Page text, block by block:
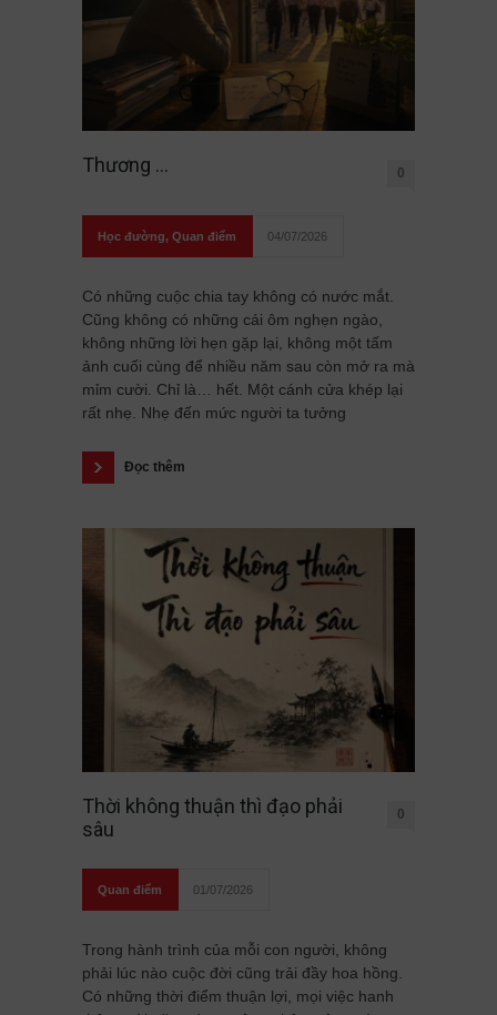
Thương … 0
Học đường, Quan điểm 04/07/2026
Có những cuộc chia tay không có nước mắt.
Cũng không có những cái ôm nghẹn ngào,
không những lời hẹn gặp lại, không một tấm
ảnh cuối cùng để nhiều năm sau còn mở ra mà
mỉm cười. Chỉ là… hết. Một cánh cửa khép lại
rất nhẹ. Nhẹ đến mức người ta tưởng
Đọc thêm
Thời không thuận thì đạo phải
sâu
0
Quan điểm 01/07/2026
Trong hành trình của mỗi con người, không
phải lúc nào cuộc đời cũng trải đầy hoa hồng.
Có những thời điểm thuận lợi, mọi việc hanh